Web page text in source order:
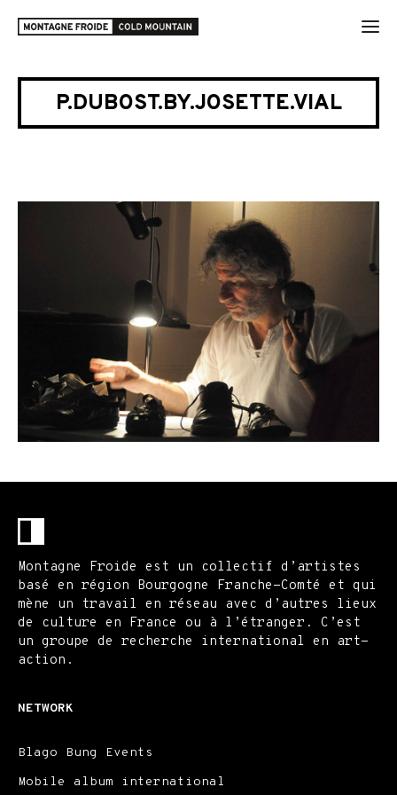
P.DUBOST.BY.JOSETTE.VIAL
Montagne Froide est un collectif d’artistes
basé en région Bourgogne Franche-Comté et qui
mène un travail en réseau avec d’autres lieux
de culture en France ou à l’étranger. C’est
un groupe de recherche international en art-
action.
NETWORK
Blago Bung Events
Mobile album international